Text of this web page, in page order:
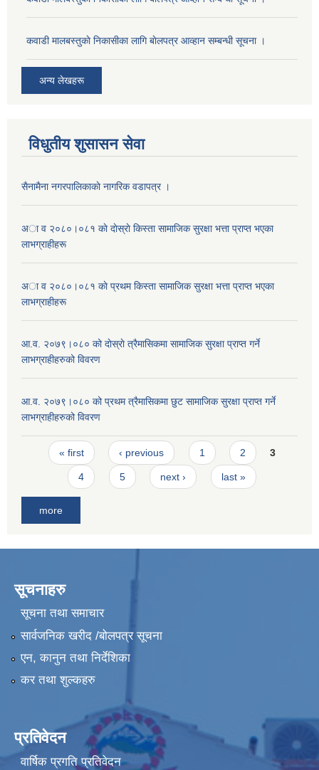
कवाडी मालबस्तुकाे निकासीका लागि बाेलपत्र आव्हान सम्बन्धी सूचना ।
अन्य लेखहरू
विधुतीय शुसासन सेवा
सैनामैना नगरपालिकाकाे नागरिक वडापत्र ।
अा व २०८०।०८१ काे दाेस्राे किस्ता सामाजिक सुरक्षा भत्ता प्राप्त भएका
लाभग्राहीहरू
अा व २०८०।०८१ काे प्रथम किस्ता सामाजिक सुरक्षा भत्ता प्राप्त भएका
लाभग्राहीहरू
आ.व. २०७९।०८० को दाेस्राे त्रैमासिकमा सामाजिक सुरक्षा प्राप्त गर्ने
लाभग्राहीहरुको विवरण
आ.व. २०७९।०८० को प्रथम त्रैमासिकमा छुट सामाजिक सुरक्षा प्राप्त गर्ने
लाभग्राहीहरुको विवरण
Pages
« first ‹ previous 1 2 3
4 5 next › last »
more
सूचनाहरु
सूचना तथा समाचार
सार्वजनिक खरीद /बोलपत्र सूचना
एन, कानुन तथा निर्देशिका
कर तथा शुल्कहरु
प्रतिवेदन
वार्षिक प्रगति प्रतिवेदन